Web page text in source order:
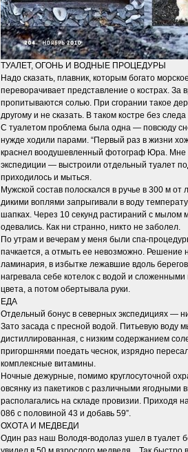
ТУАЛЕТ, ОГОНЬ И ВОДНЫЕ ПРОЦЕДУРЫ
Надо сказать, плавник, которым богато
переворачивает представление о кострах.
пропитываются солью. При сгорании такое
другому и не сказать. В таком костре без
С туалетом проблема была одна — повсюду
нужде ходили парами. “Первый раз в жизни
краснел воодушевленный фотограф Юра.
экспедиции — выстроили отдельный туалет
приходилось и мыться.
Мужской состав полоскался в ручье в 300 м
дикими воплями запрыгивали в воду
шапках. Через 10 секунд растираний с мылом
одевались. Как ни странно, никто не заболел.
По утрам и вечерам у меня были спа-
пачкается, а отмыть ее невозможно.
ламинария, в избытке лежавшие вдоль
нагревала себе котелок с водой и сложенными
цвета, а потом обертывала руки.
ЕДА
Отдельный бонус в северных экспедициях —
Зато засада с пресной водой. Питьевую воду
дистиллированная, с низким содержанием
пригоршнями поедать чеснок, изрядно
комплексные витамины.
Ночные дежурные, помимо круглосуточной
овсянку из пакетиков с различными ягодными
располагались на складе провизии. Приходя
086 с половиной 43 и добавь 59”.
ОХОТА И МЕДВЕДИ
Один раз наш Володя-водолаз ушел в туалет